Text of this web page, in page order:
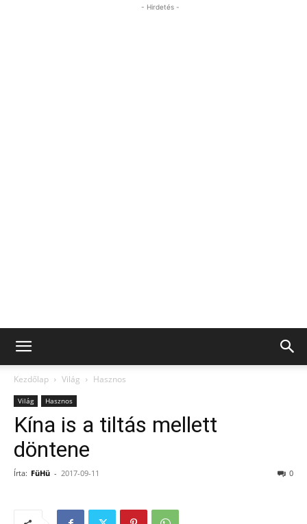
- Hirdetés -
Kezdőlap Világ Hasznos
Világ Hasznos
Kína is a tiltás mellett
döntene
Írta: FüHü - 2017-09-11 0